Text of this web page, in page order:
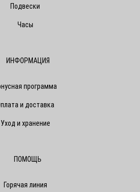
Подвески
Часы
ИНФОРМАЦИЯ
программа
и доставка
Уход и хранение
ПОМОЩЬ
Горячая линия